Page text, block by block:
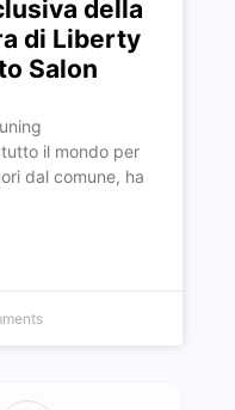
della
di Liberty
Salon
il mondo per
dal comune, ha